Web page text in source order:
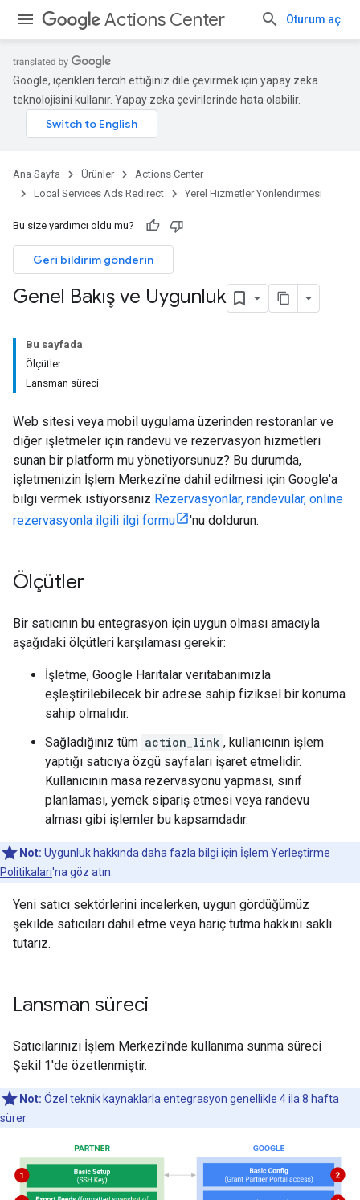
Actions Center Oturum aç
Google, içerikleri tercih ettiğiniz dile çevirmek için yapay zeka
teknolojisini kullanır. Yapay zeka çevirilerinde hata olabilir.
Ana Sayfa Ürünler
Actions Center
Local Services Ads Redirect
Yerel Hizmetler Yönlendirmesi
Bu size yardımcı oldu mu?
Geri bildirim gönderin
Genel Bakış ve Uygunluk
Bu sayfada
Ölçütler
Lansman süreci
Web sitesi veya mobil uygulama üzerinden restoranlar ve
diğer işletmeler için randevu ve rezervasyon hizmetleri
sunan bir platform mu yönetiyorsunuz? Bu durumda,
işletmenizin İşlem Merkezi'ne dahil edilmesi için Google'a
bilgi vermek istiyorsanız Rezervasyonlar, randevular, online
rezervasyonla ilgili ilgi formu
'nu doldurun.
Ölçütler
Bir satıcının bu entegrasyon için uygun olması amacıyla
aşağıdaki ölçütleri karşılaması gerekir:
İşletme, Google Haritalar veritabanımızla
eşleştirilebilecek bir adrese sahip fiziksel bir konuma
sahip olmalıdır.
Sağladığınız tüm action_link , kullanıcının işlem
yaptığı satıcıya özgü sayfaları işaret etmelidir.
Kullanıcının masa rezervasyonu yapması, sınıf
planlaması, yemek sipariş etmesi veya randevu
alması gibi işlemler bu kapsamdadır.
Not: Uygunluk hakkında daha fazla bilgi için İşlem Yerleştirme
Politikaları'na göz atın.
Yeni satıcı sektörlerini incelerken, uygun gördüğümüz
şekilde satıcıları dahil etme veya hariç tutma hakkını saklı
tutarız.
Lansman süreci
Satıcılarınızı İşlem Merkezi'nde kullanıma sunma süreci
Şekil 1'de özetlenmiştir.
Not: Özel teknik kaynaklarla entegrasyon genellikle 4 ila 8 hafta
sürer.